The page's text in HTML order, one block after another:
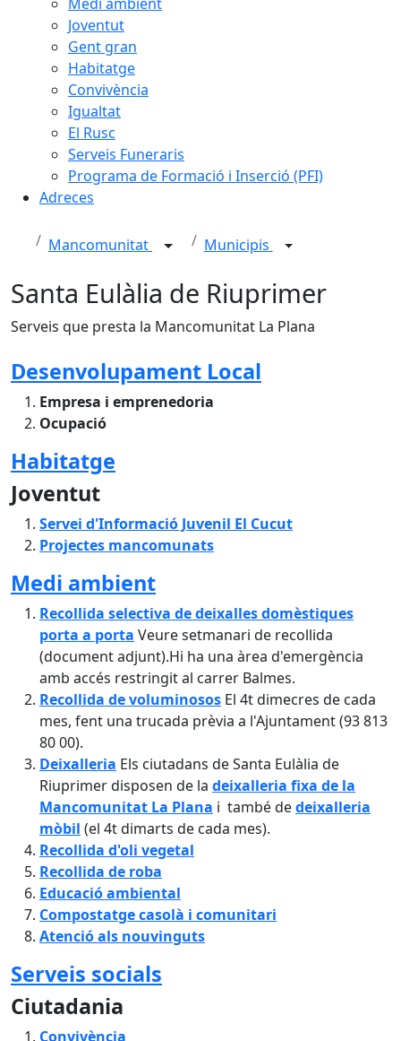
Joventut
Gent gran
Habitatge
Convivència
Igualtat
El Rusc
Serveis Funeraris
Programa de Formació i Inserció (PFI)
Adreces
Mancomunitat Municipis
Santa Eulàlia de Riuprimer
Serveis que presta la Mancomunitat La Plana
Desenvolupament Local
Empresa i emprenedoria
Ocupació
Habitatge
Joventut
Servei d'Informació Juvenil El Cucut
Projectes mancomunats
Medi ambient
Recollida selectiva de deixalles domèstiques
porta a porta Veure setmanari de recollida
(document adjunt).Hi ha una àrea d'emergència
amb accés restringit al carrer Balmes.
Recollida de voluminosos El 4t dimecres de cada
mes, fent una trucada prèvia a l'Ajuntament (93 813
80 00).
Deixalleria Els ciutadans de Santa Eulàlia de
Riuprimer disposen de la deixalleria fixa de la
Mancomunitat La Plana i també dedeixalleria
mòbil (el 4t dimarts de cada mes).
Recollida d'oli vegetal
Recollida de roba
Educació ambiental
Compostatge casolà i comunitari
Atenció als nouvinguts
Serveis socials
Ciutadania
Convivència